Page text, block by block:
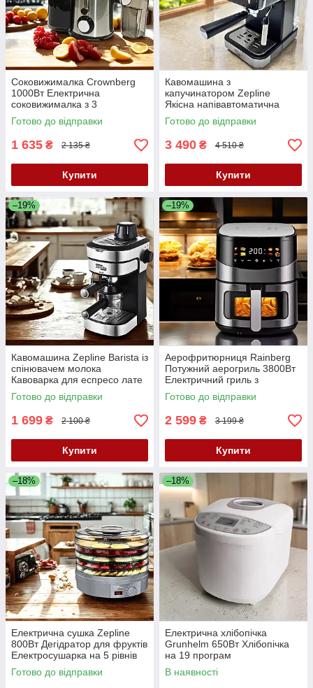
Соковижималка Crownberg
1000Вт Електрична
соковижималка з 3
швидкостями Соковитискач
для цілих фруктів К2
Готово до відправки
1 635 ₴ 2 135 ₴
Купити
Кавомашина з
капучинатором Zepline
Якісна напівавтоматична
кавомашина 3000Вт Рожкова
кавоварка 20 бар
Готово до відправки
3 490 ₴ 4 510 ₴
Купити
–19%
Кавомашина Zepline Barista із
спінювачем молока
Кавоварка для еспресо лате
Домашня кавоварка К2
Готово до відправки
1 699 ₴ 2 100 ₴
Купити
–19%
Аерофритюрниця Rainberg
Потужний аерогриль 3800Вт
Електричний гриль з
регулюванням Мультипіч К2
Готово до відправки
2 599 ₴ 3 199 ₴
Купити
–18%
Електрична сушка Zepline
800Вт Дегідратор для фруктів
Електросушарка на 5 рівнів
Сушарка для грибів К2
Готово до відправки
–18%
Електрична хлібопічка
Grunhelm 650Вт Хлібопічка
на 19 програм
Електрохлібопіч з буханцем
до 900г Хлібопіч для йогурту
В наявності